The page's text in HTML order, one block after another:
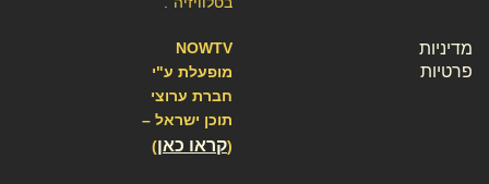
NOWTV
מופעלת ע"י
חברת ערוצי
תוכן ישראל –
(קראו כאן)
מדיניות
פרטיות